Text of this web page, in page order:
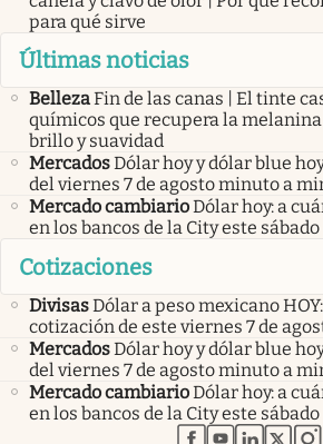
para qué sirve
Últimas noticias
BellezaFin de las canas | El tinte
químicos que recupera la
brillo y suavidad
MercadosDólar hoy y dólar blue
del viernes 7 de agosto minuto a
Mercado cambiarioDólar hoy: a
en los bancos de la City este
Cotizaciones
DivisasDólar a peso mexicano
cotización de este viernes 7 de
MercadosDólar hoy y dólar blue
del viernes 7 de agosto minuto a
Mercado cambiarioDólar hoy: a
en los bancos de la City este
abre en nueva
abre enabre en